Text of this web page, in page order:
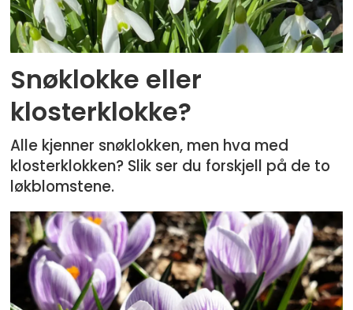
Snøklokke eller
klosterklokke?
Alle kjenner snøklokken, men hva med
klosterklokken? Slik ser du forskjell på de to
løkblomstene.